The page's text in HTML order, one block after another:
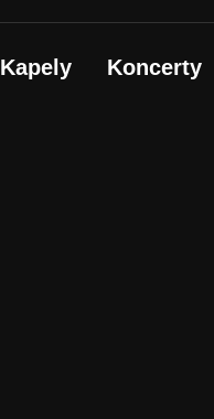
Kapely Koncerty